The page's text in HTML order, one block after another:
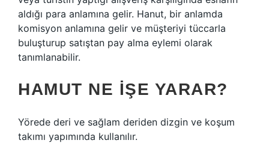
aldığı para anlamına gelir. Hanut, bir anlamda
komisyon anlamına gelir ve müşteriyi tüccarla
buluşturup satıştan pay alma eylemi olarak
tanımlanabilir.
HAMUT NE IŞE YARAR?
Yörede deri ve sağlam deriden dizgin ve koşum
takımı yapımında kullanılır.